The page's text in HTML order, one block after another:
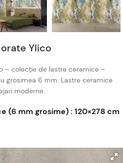
Ylico
– colecție de lastre ceramice –
grosimea 6 mm. Lastre ceramice
moderne.
(6 mm grosime) : 120×278 cm